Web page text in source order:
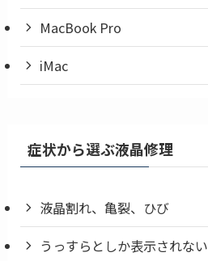
MacBook Pro
iMac
症状から選ぶ液晶修理
液晶割れ、亀裂、ひび
うっすらとしか表示されない